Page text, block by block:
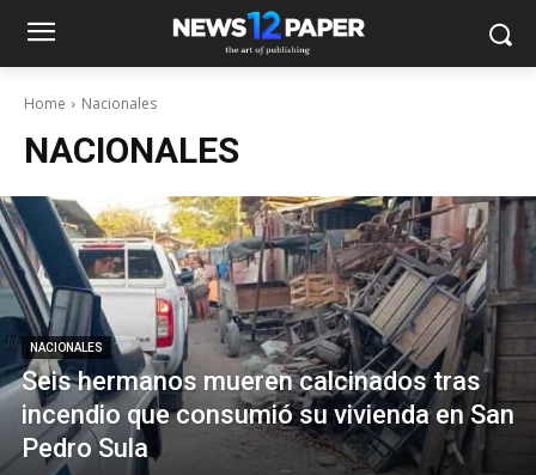
Home Nacionales
NACIONALES
NACIONALES
Seis hermanos mueren calcinados tras
incendio que consumió su vivienda en San
Pedro Sula